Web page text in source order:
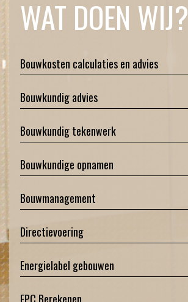
WAT DOEN WIJ?
Bouwkosten calculaties en advies
Bouwkundig advies
Bouwkundig tekenwerk
Bouwkundige opnamen
Bouwmanagement
Directievoering
Energielabel gebouwen